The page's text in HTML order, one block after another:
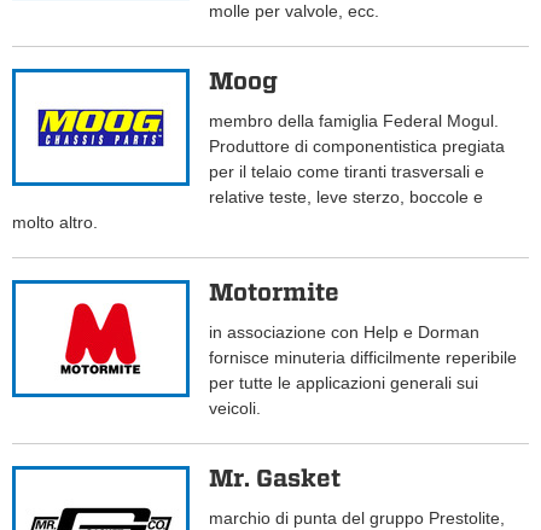
molle per valvole, ecc.
Moog
membro della famiglia Federal Mogul.
Produttore di componentistica pregiata
per il telaio come tiranti trasversali e
relative teste, leve sterzo, boccole e
molto altro.
Motormite
in associazione con Help e Dorman
fornisce minuteria difficilmente reperibile
per tutte le applicazioni generali sui
veicoli.
Mr. Gasket
marchio di punta del gruppo Prestolite,